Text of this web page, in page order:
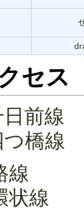
セス
日前
つ橋
路
環状